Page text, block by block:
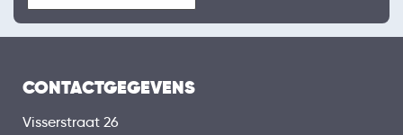
CONTACTGEGEVENS
Visserstraat 26